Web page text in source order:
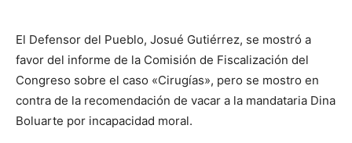
El Defensor del Pueblo, Josué Gutiérrez, se mostró a
favor del informe de la Comisión de Fiscalización del
Congreso sobre el caso «Cirugías», pero se mostro en
contra de la recomendación de vacar a la mandataria Dina
Boluarte por incapacidad moral.